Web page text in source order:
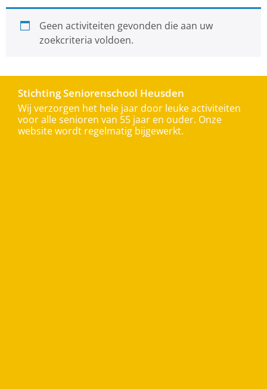
Geen activiteiten gevonden die aan uw
zoekcriteria voldoen.
Stichting Seniorenschool Heusden
Wij verzorgen het hele jaar door leuke activiteiten
voor alle senioren van 55 jaar en ouder. Onze
website wordt regelmatig bijgewerkt.